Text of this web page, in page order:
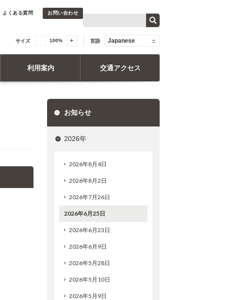
よくある質問 お問い合わせ
サイズ 100% 言語 Japanese
利用案内 交通アクセス
お知らせ
2026年
2026年8月4日
2026年8月2日
2026年7月26日
2026年6月25日
2026年6月23日
2026年6月9日
2026年5月28日
2026年5月10日
2026年5月9日